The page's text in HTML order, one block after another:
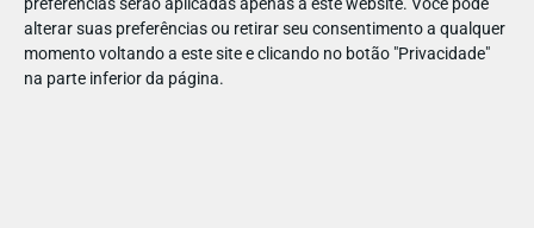
alterar suas preferências ou retirar seu consentimento a qualquer
momento voltando a este site e clicando no botão "Privacidade"
na parte inferior da página.